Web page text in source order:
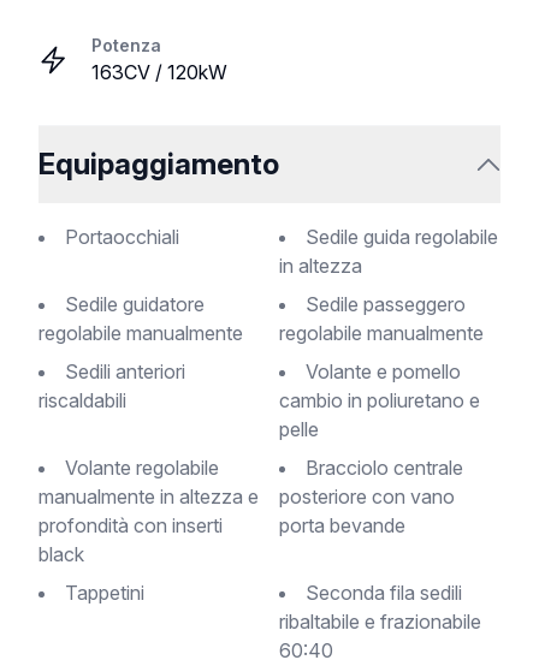
Potenza
163CV / 120kW
Equipaggiamento
Portaocchiali
Sedile guida regolabile
in altezza
Sedile guidatore
regolabile manualmente
Sedile passeggero
regolabile manualmente
Sedili anteriori
riscaldabili
Volante e pomello
cambio in poliuretano e
pelle
Volante regolabile
manualmente in altezza e
profondità con inserti
black
Bracciolo centrale
posteriore con vano
porta bevande
Tappetini
Seconda fila sedili
ribaltabile e frazionabile
60:40